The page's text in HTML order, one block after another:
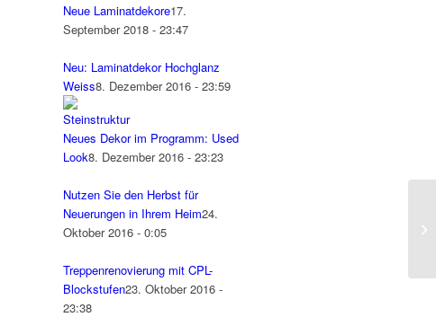
Neue Laminatdekore17.
September 2018 - 23:47
Neu: Laminatdekor Hochglanz
Weiss8. Dezember 2016 - 23:59
Neues Dekor im Programm: Used
Look8. Dezember 2016 - 23:23
Nutzen Sie den Herbst für
Neuerungen in Ihrem Heim24.
Oktober 2016 - 0:05
Treppenrenovierung mit CPL-
Blockstufen23. Oktober 2016 -
23:38